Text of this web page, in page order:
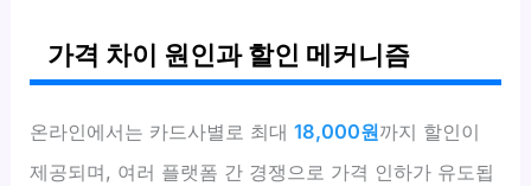
가격 차이 원인과 할인 메커니즘
온라인에서는 카드사별로 최대18,000원까지 할인이
제공되며, 여러 플랫폼 간 경쟁으로 가격 인하가 유도됩